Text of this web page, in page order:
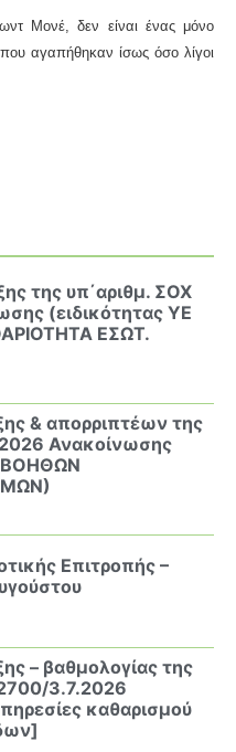
Μονέ, δεν είναι ένας μόνο
αγαπήθηκαν ίσως όσο λίγοι
της υπ΄αριθμ. ΣΟΧ
(ειδικότητας ΥΕ
ΕΣΩΤ.
& απορριπτέων της
Ανακοίνωσης
ΒΟΗΘΩΝ
Επιτροπής –
– βαθμολογίας της
3.7.2026
καθαρισμού